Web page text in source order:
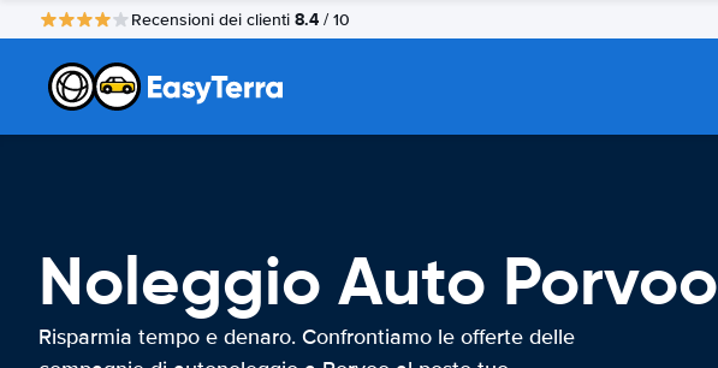
Recensioni dei clienti 8.4 / 10
Noleggio Auto Porvoo
Risparmia tempo e denaro. Confrontiamo le offerte delle